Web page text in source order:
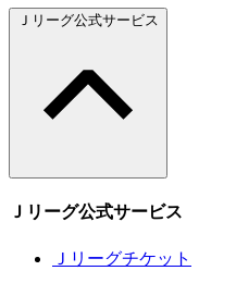
Ｊリーグ公式サービス
Ｊリーグ公式サービス
Ｊリーグチケット